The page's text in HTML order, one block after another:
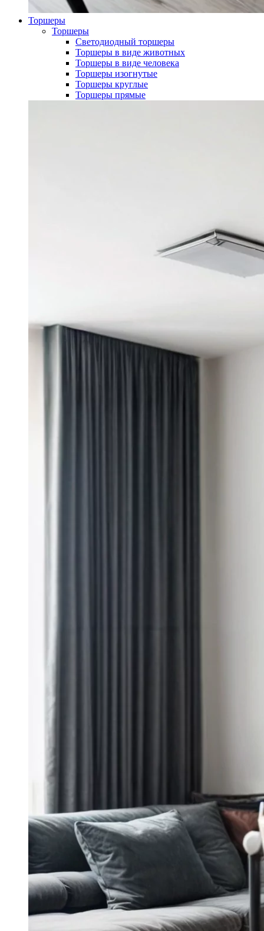
Торшеры
Торшеры
Светодиодный торшеры
Торшеры в виде животных
Торшеры в виде человека
Торшеры изогнутые
Торшеры круглые
Торшеры прямые